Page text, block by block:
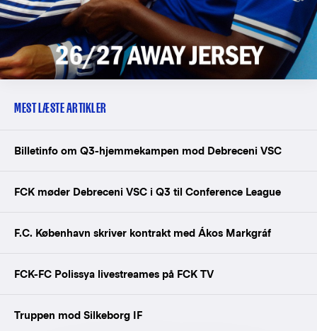
MEST LÆSTE ARTIKLER
Billetinfo om Q3-hjemmekampen mod Debreceni VSC
FCK møder Debreceni VSC i Q3 til Conference League
F.C. København skriver kontrakt med Ákos Markgráf
FCK-FC Polissya livestreames på FCK TV
Truppen mod Silkeborg IF